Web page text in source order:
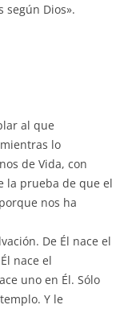
según Dios».
al que
lo
de Vida, con
la prueba de que el
nos ha
De Él nace el
nace el
uno en Él. Sólo
Y le